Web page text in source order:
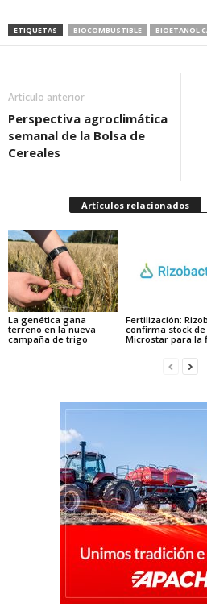
ETIQUETAS BIOCOMBUSTIBLE BIOETANOL
Artículo anterior
Perspectiva agroclimática
semanal de la Bolsa de
Cereales
Artículos relacionados
La genética gana
terreno en la nueva
campaña de trigo
Fertilización:
confirma stock de
Microstar para la